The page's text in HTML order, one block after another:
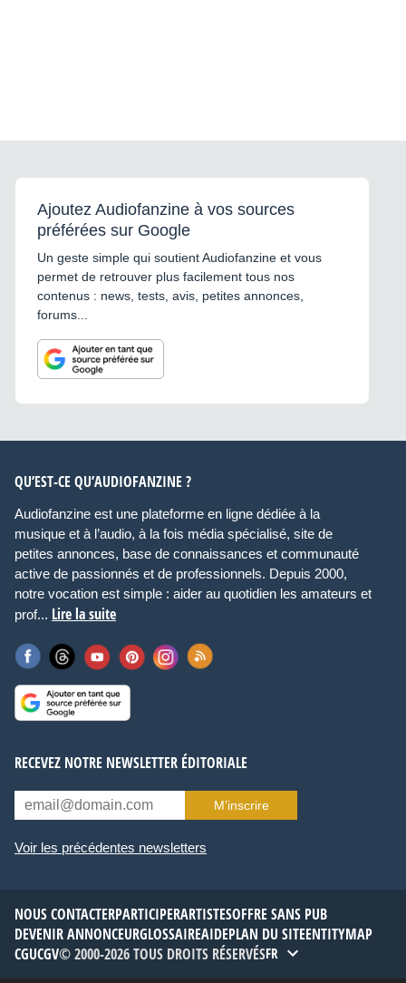
Ajoutez Audiofanzine à vos sources
préférées sur Google
Un geste simple qui soutient Audiofanzine et vous
permet de retrouver plus facilement tous nos
contenus : news, tests, avis, petites annonces,
forums...
QU’EST-CE QU’AUDIOFANZINE ?
Audiofanzine est une plateforme en ligne dédiée à la
musique et à l’audio, à la fois média spécialisé, site de
petites annonces, base de connaissances et communauté
active de passionnés et de professionnels. Depuis 2000,
notre vocation est simple : aider au quotidien les amateurs et
prof... Lire la suite
RECEVEZ NOTRE NEWSLETTER ÉDITORIALE
M’inscrire
Voir les précédentes newsletters
NOUS CONTACTERPARTICIPERARTISTESOFFRE SANS PUB
DEVENIR ANNONCEURGLOSSAIREAIDEPLAN DU SITEENTITYMAP
CGUCGV© 2000-2026 TOUS DROITS RÉSERVÉSFR